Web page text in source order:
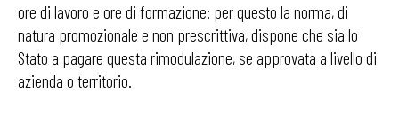
ore di lavoro e ore di formazione: per questo la norma, di
natura promozionale e non prescrittiva, dispone che sia lo
Stato a pagare questa rimodulazione, se approvata a livello di
azienda o territorio.